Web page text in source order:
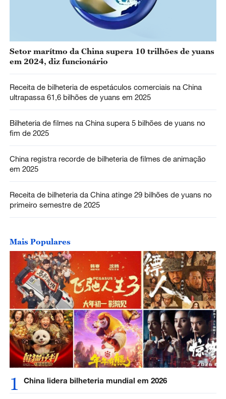
Setor marítmo da China supera 10 trilhões de yuans
em 2024, diz funcionário
Receita de bilheteria de espetáculos comerciais na China
ultrapassa 61,6 bilhões de yuans em 2025
Bilheteria de filmes na China supera 5 bilhões de yuans no
fim de 2025
China registra recorde de bilheteria de filmes de animação
em 2025
Receita de bilheteria da China atinge 29 bilhões de yuans no
primeiro semestre de 2025
Mais Populares
1 China lidera bilheteria mundial em 2026